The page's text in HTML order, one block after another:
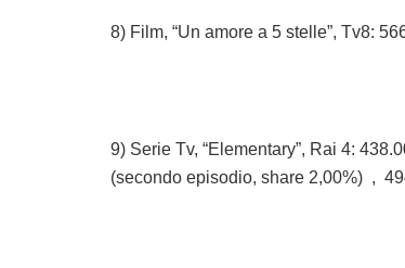
8) Film, “Un amore a 5 stelle”, Tv8:
9) Serie Tv, “Elementary”, Rai 4:
(secondo episodio, share 2,00%) ,